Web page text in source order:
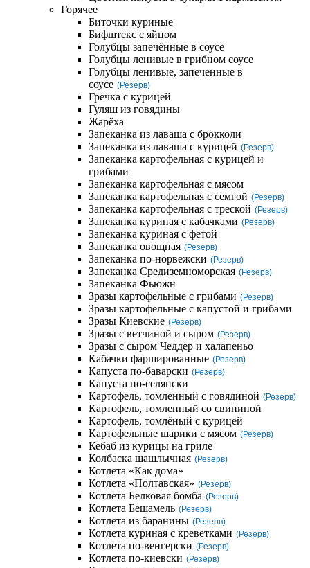
Горячее
Биточки куриные
Бифштекс с яйцом
Голубцы запечённые в соусе
Голубцы ленивые в грибном соусе
Голубцы ленивые, запеченные в
соусе (Резерв)
Гречка с курицей
Гуляш из говядины
Жарёха
Запеканка из лаваша с брокколи
Запеканка из лаваша с курицей (Резерв)
Запеканка картофельная с курицей и
грибами
Запеканка картофельная с мясом
Запеканка картофельная с семгой (Резерв)
Запеканка картофельная с треской (Резерв)
Запеканка куриная с кабачками (Резерв)
Запеканка куриная с фетой
Запеканка овощная (Резерв)
Запеканка по-норвежски (Резерв)
Запеканка Средиземноморская (Резерв)
Запеканка Фьюжн
Зразы картофельные с грибами (Резерв)
Зразы картофельные с капустой и грибами
Зразы Киевские (Резерв)
Зразы с ветчиной и сыром (Резерв)
Зразы с сыром Чеддер и халапеньо
Кабачки фаршированные (Резерв)
Капуста по-баварски (Резерв)
Капуста по-селянски
Картофель, томленный с говядиной (Резерв)
Картофель, томленный со свининой
Картофель, томлёный с курицей
Картофельные шарики с мясом (Резерв)
Кебаб из курицы на гриле
Колбаска шашлычная (Резерв)
Котлета «Как дома»
Котлета «Полтавская» (Резерв)
Котлета Белковая бомба (Резерв)
Котлета Бешамель (Резерв)
Котлета из баранины (Резерв)
Котлета куриная с креветками (Резерв)
Котлета по-венгерски (Резерв)
Котлета по-киевски (Резерв)